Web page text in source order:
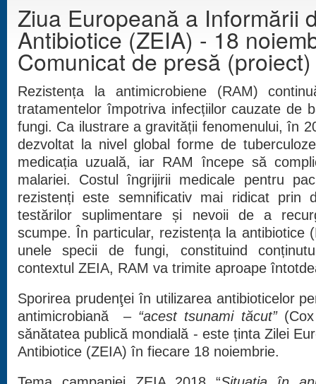
Ziua Europeană a Informării
Antibiotice (ZEIA) - 18
Comunicat de presă (proiect)
Rezistența la antimicrobiene (RAM)
tratamentelor împotriva infecțiilor cauzate de
fungi. Ca ilustrare a gravității fenomenului, în
dezvoltat la nivel global forme de
medicația uzuală, iar RAM începe să
malariei. Costul îngrijirii medicale pentru
rezistenți este semnificativ mai ridicat prin
testărilor suplimentare și nevoii de a
scumpe. În particular, rezistența la antibiotice
unele specii de fungi, constituind
contextul ZEIA, RAM va trimite aproape
Sporirea prudenţei în utilizarea antibioticelor
antimicrobiană – “acest tsunami tăcut”
sănătatea publică mondială - este ținta Zilei
Antibiotice (ZEIA) în fiecare 18 noiembrie.